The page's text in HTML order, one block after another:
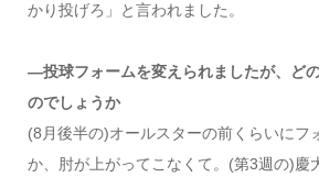
かり投げろ」と言われました。
―投球フォームを変えられましたが、ど
のでしょうか
(8月後半の)オールスターの前くらいにフ
か、肘が上がってこなくて。(第3週の)慶